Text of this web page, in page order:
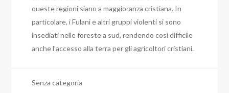
queste regioni siano a maggioranza cristiana. In
particolare, i Fulani e altri gruppi violenti si sono
insediati nelle foreste a sud, rendendo così difficile
anche l’accesso alla terra per gli agricoltori cristiani.
Senza categoria